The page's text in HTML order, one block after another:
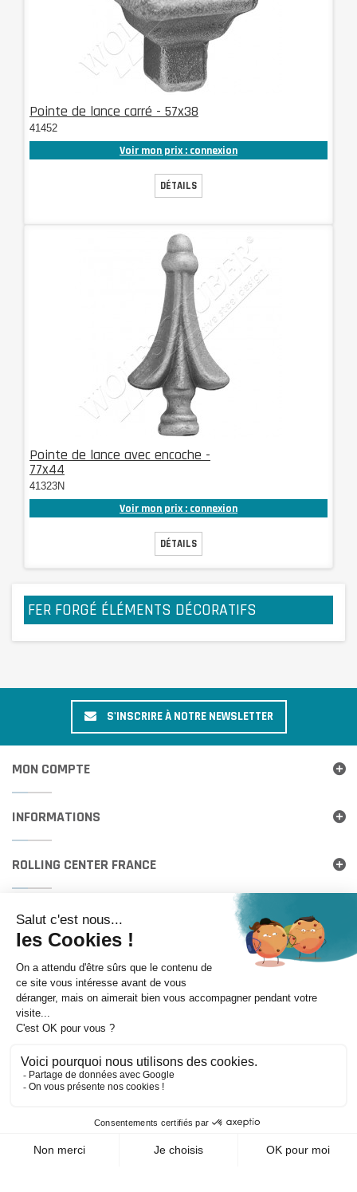
Pointe de lance carré - 57x38
41452
Voir mon prix : connexion
DÉTAILS
Pointe de lance avec encoche -
77x44
41323N
Voir mon prix : connexion
DÉTAILS
FER FORGÉ ÉLÉMENTS DÉCORATIFS
S'INSCRIRE À NOTRE NEWSLETTER
MON COMPTE
INFORMATIONS
ROLLING CENTER FRANCE
Mentions légales